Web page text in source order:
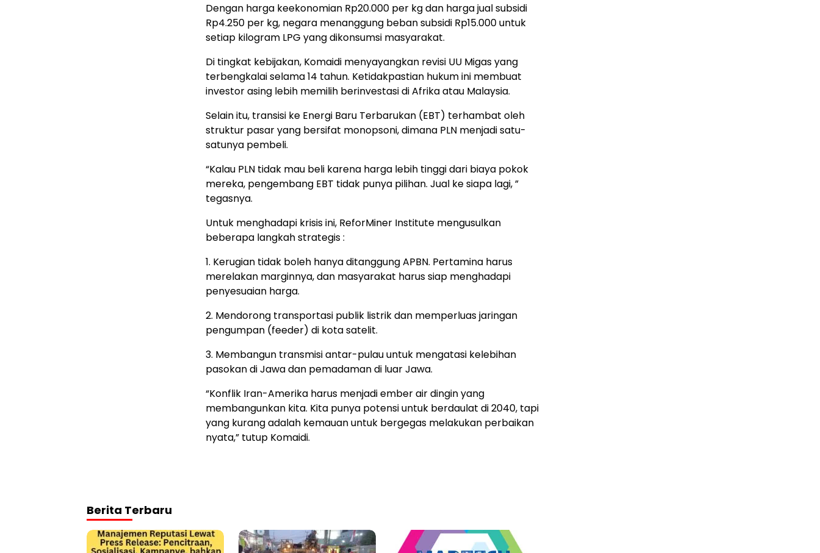
Dengan harga keekonomian Rp20.000 per kg dan harga jual subsidi
Rp4.250 per kg, negara menanggung beban subsidi Rp15.000 untuk
setiap kilogram LPG yang dikonsumsi masyarakat.
Di tingkat kebijakan, Komaidi menyayangkan revisi UU Migas yang
terbengkalai selama 14 tahun. Ketidakpastian hukum ini membuat
investor asing lebih memilih berinvestasi di Afrika atau Malaysia.
Selain itu, transisi ke Energi Baru Terbarukan (EBT) terhambat oleh
struktur pasar yang bersifat monopsoni, dimana PLN menjadi satu-
satunya pembeli.
“Kalau PLN tidak mau beli karena harga lebih tinggi dari biaya pokok
mereka, pengembang EBT tidak punya pilihan. Jual ke siapa lagi, ”
tegasnya.
Untuk menghadapi krisis ini, ReforMiner Institute mengusulkan
beberapa langkah strategis :
1. Kerugian tidak boleh hanya ditanggung APBN. Pertamina harus
merelakan marginnya, dan masyarakat harus siap menghadapi
penyesuaian harga.
2. Mendorong transportasi publik listrik dan memperluas jaringan
pengumpan (feeder) di kota satelit.
3. Membangun transmisi antar-pulau untuk mengatasi kelebihan
pasokan di Jawa dan pemadaman di luar Jawa.
“Konflik Iran-Amerika harus menjadi ember air dingin yang
membangunkan kita. Kita punya potensi untuk berdaulat di 2040, tapi
yang kurang adalah kemauan untuk bergegas melakukan perbaikan
nyata,” tutup Komaidi.
Berita Terbaru